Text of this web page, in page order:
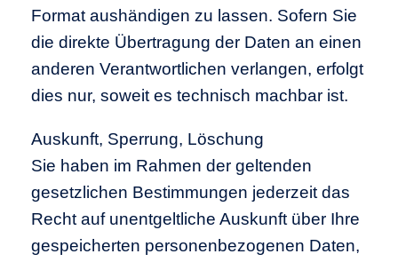
Format aushändigen zu lassen. Sofern Sie
die direkte Übertragung der Daten an einen
anderen Verantwortlichen verlangen, erfolgt
dies nur, soweit es technisch machbar ist.
Auskunft, Sperrung, Löschung
Sie haben im Rahmen der geltenden
gesetzlichen Bestimmungen jederzeit das
Recht auf unentgeltliche Auskunft über Ihre
gespeicherten personenbezogenen Daten,